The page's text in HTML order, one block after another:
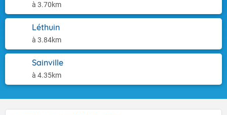
à 3.70km
Léthuin
à 3.84km
Sainville
à 4.35km